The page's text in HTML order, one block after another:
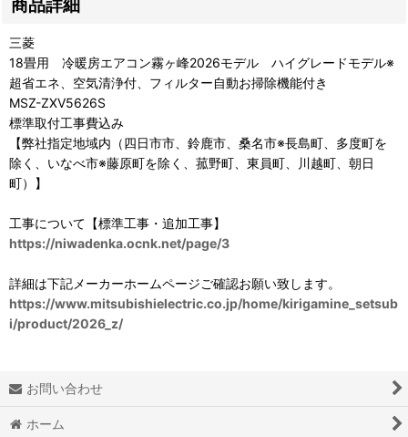
商品詳細
三菱
18畳用 冷暖房エアコン霧ヶ峰2026モデル ハイグレードモデル※
超省エネ、空気清浄付、フィルター自動お掃除機能付き
MSZ-ZXV5626S
標準取付工事費込み
【弊社指定地域内（四日市市、鈴鹿市、桑名市※長島町、多度町を
除く、いなべ市※藤原町を除く、菰野町、東員町、川越町、朝日
町）】
工事について【標準工事・追加工事】
https://niwadenka.ocnk.net/page/3
詳細は下記メーカーホームページご確認お願い致します。
https://www.mitsubishielectric.co.jp/home/kirigamine_setsub
i/product/2026_z/
お問い合わせ
ホーム